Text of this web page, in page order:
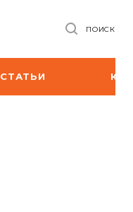
ПОИСК
СТАТЬИ